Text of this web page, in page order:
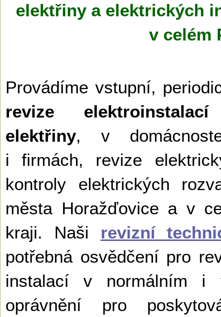
elektřiny a elektrických
v celém
Provádíme vstupní,
revize
elektřiny, v
i firmách, revize
kontroly elektrických
města Horažďovice a v
kraji. Naši revizní
potřebná osvědčení pro
instalací v normálním i
oprávnění pro